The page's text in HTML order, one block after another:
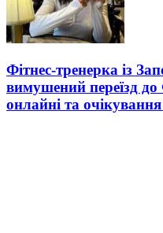
Фітнес-тренерка із
вимушений переїзд до
онлайні та